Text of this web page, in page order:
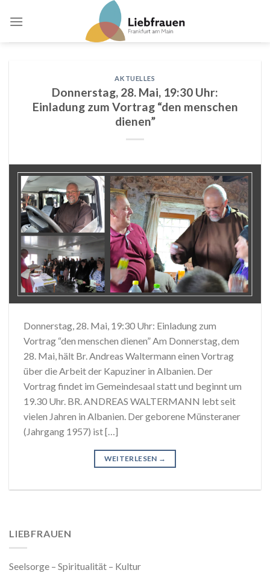
AKTUELLES
Donnerstag, 28. Mai, 19:30 Uhr:
Einladung zum Vortrag “den menschen
dienen”
Donnerstag, 28. Mai, 19:30 Uhr: Einladung zum
Vortrag “den menschen dienen” Am Donnerstag, dem
28. Mai, hält Br. Andreas Waltermann einen Vortrag
über die Arbeit der Kapuziner in Albanien. Der
Vortrag findet im Gemeindesaal statt und beginnt um
19.30 Uhr. BR. ANDREAS WALTERMANN lebt seit
vielen Jahren in Albanien. Der geborene Münsteraner
(Jahrgang 1957) ist […]
WEITERLESEN →
LIEBFRAUEN
Seelsorge – Spiritualität – Kultur